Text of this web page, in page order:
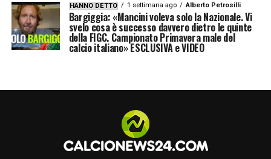
sovrapposizione di Porro, per l’ennesima
volta il cross non trova nessuno. Prova a
superare Semedo, cade senza che Taylor gli
buon piazzato dal vertice destro dell’area:
conclusione centrale, Diogo Costa alza
HANNO DETTO 1 settimana ago Alberto Petrosilli
Bargiggia: «Mancini voleva solo la Nazionale. Vi
svelo cosa è successo davvero dietro le quinte
della FIGC. Campionato Primavera male del
calcio italiano» ESCLUSIVA e VIDEO